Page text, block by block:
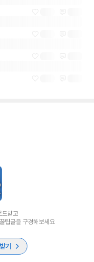
드받고
팁글을 구경해보세요
기